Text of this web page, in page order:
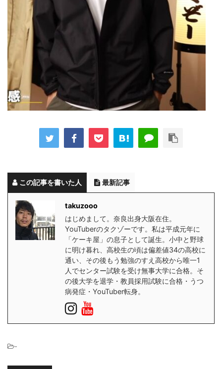
この記事を書いた人 最新記事
takuzooo
はじめまして。奈良出身大阪在住。
YouTuberのタクゾーです。私は平成元年に
「ケーキ屋」の息子として誕生。小中と野球
に明け暮れ、高校生の頃は偏差値34の高校に
通い、その後もう勉強のすえ高校から唯一1
人でセンター試験を受け無事大学に合格。そ
の後大学を退学・教員採用試験に合格・うつ
病発症・YouTuber転身。
-